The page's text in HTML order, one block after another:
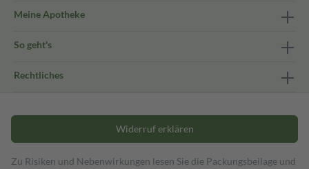
Meine Apotheke
So geht's
Rechtliches
Widerruf erklären
Zu Risiken und Nebenwirkungen lesen Sie die Packungsbeilage und